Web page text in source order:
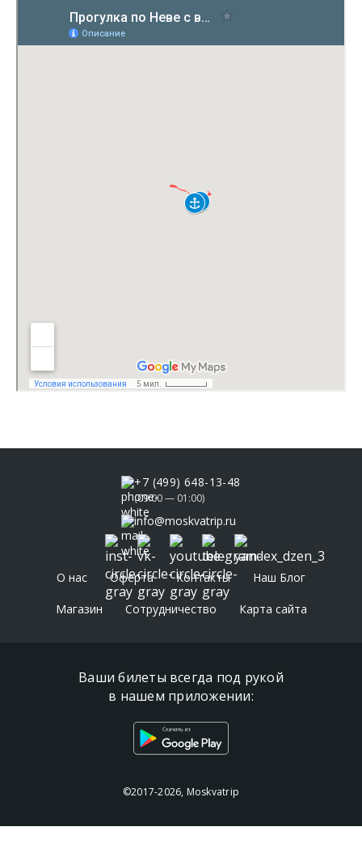
+7 (499) 648-13-48
(09:00 — 01:00)
info@moskvatrip.ru
О нас Оферта Контакты Наш Блог
Магазин Сотрудничество Карта сайта
Ваши билеты всегда под рукой
в нашем приложении:
©2017-2026, Moskvatrip